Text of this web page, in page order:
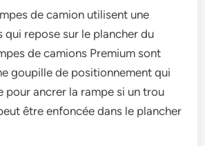
de camion utilisent une
qui repose sur le plancher du
de camions Premium sont
goupille de positionnement qui
pour ancrer la rampe si un trou
être enfoncée dans le plancher